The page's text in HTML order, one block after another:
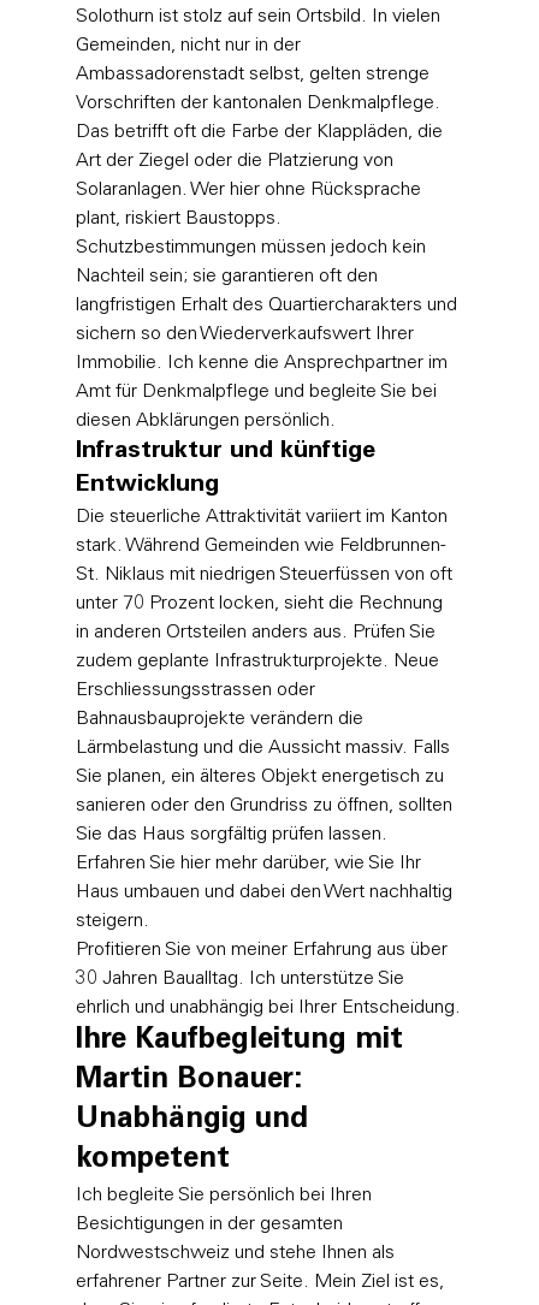
Solothurn ist stolz auf sein Ortsbild. In vielen
Gemeinden, nicht nur in der
Ambassadorenstadt selbst, gelten strenge
Vorschriften der kantonalen Denkmalpflege.
Das betrifft oft die Farbe der Klappläden, die
Art der Ziegel oder die Platzierung von
Solaranlagen. Wer hier ohne Rücksprache
plant, riskiert Baustopps.
Schutzbestimmungen müssen jedoch kein
Nachteil sein; sie garantieren oft den
langfristigen Erhalt des Quartiercharakters und
sichern so den Wiederverkaufswert Ihrer
Immobilie. Ich kenne die Ansprechpartner im
Amt für Denkmalpflege und begleite Sie bei
diesen Abklärungen persönlich.
Infrastruktur und künftige
Entwicklung
Die steuerliche Attraktivität variiert im Kanton
stark. Während Gemeinden wie Feldbrunnen-
St. Niklaus mit niedrigen Steuerfüssen von oft
unter 70 Prozent locken, sieht die Rechnung
in anderen Ortsteilen anders aus. Prüfen Sie
zudem geplante Infrastrukturprojekte. Neue
Erschliessungsstrassen oder
Bahnausbauprojekte verändern die
Lärmbelastung und die Aussicht massiv. Falls
Sie planen, ein älteres Objekt energetisch zu
sanieren oder den Grundriss zu öffnen, sollten
Sie das Haus sorgfältig prüfen lassen.
Erfahren Sie hier mehr darüber, wie Sie Ihr
Haus umbauen und dabei den Wert nachhaltig
steigern.
Profitieren Sie von meiner Erfahrung aus über
30 Jahren Baualltag. Ich unterstütze Sie
ehrlich und unabhängig bei Ihrer Entscheidung.
Ihre Kaufbegleitung mit
Martin Bonauer:
Unabhängig und
kompetent
Ich begleite Sie persönlich bei Ihren
Besichtigungen in der gesamten
Nordwestschweiz und stehe Ihnen als
erfahrener Partner zur Seite. Mein Ziel ist es,